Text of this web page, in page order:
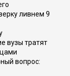
ливнем 9
вузы тратят
вопрос: